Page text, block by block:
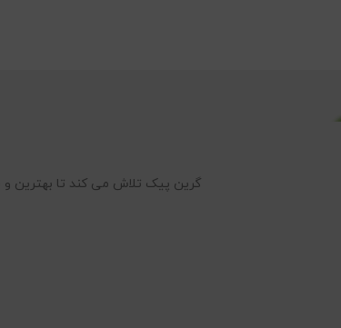
گرین پیک تلاش می کند تا بهترین و